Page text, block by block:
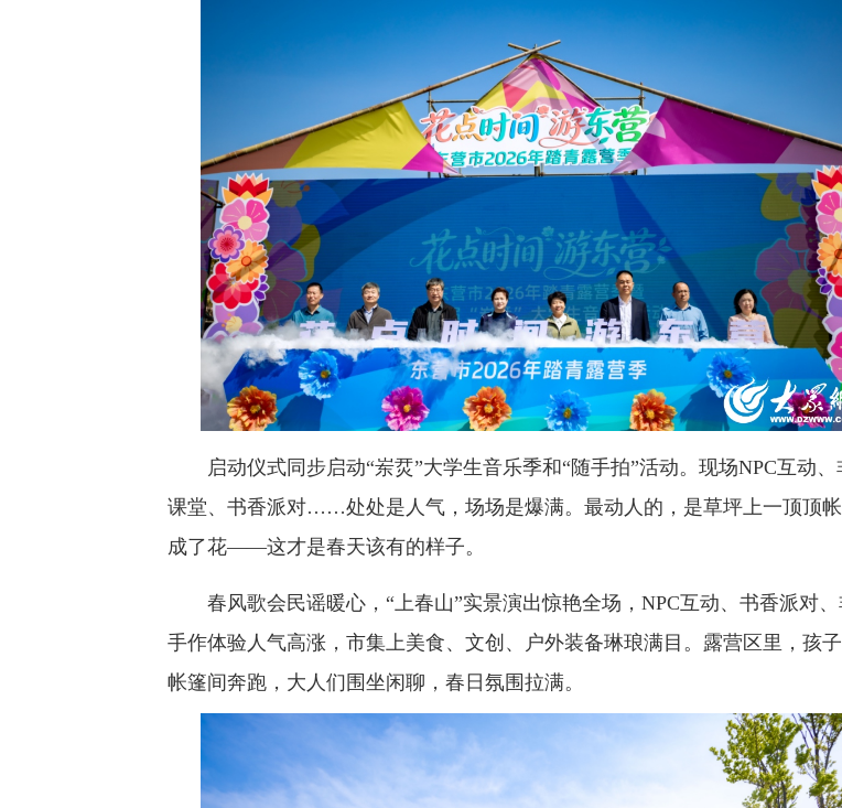
启动仪式同步启动“岽烎”大学生音乐季和“随手拍”活动。现场NPC互动、
课堂、书香派对……处处是人气，场场是爆满。最动人的，是草坪上一顶顶
成了花——这才是春天该有的样子。
春风歌会民谣暖心，“上春山”实景演出惊艳全场，NPC互动、书香派对、
手作体验人气高涨，市集上美食、文创、户外装备琳琅满目。露营区里，孩
帐篷间奔跑，大人们围坐闲聊，春日氛围拉满。